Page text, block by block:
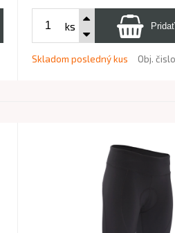
ks
Skladom posledný kus Obj.